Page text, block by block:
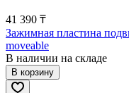
41 390 ₸
Зажимная пластина
moveable
В наличии на складе
В корзину